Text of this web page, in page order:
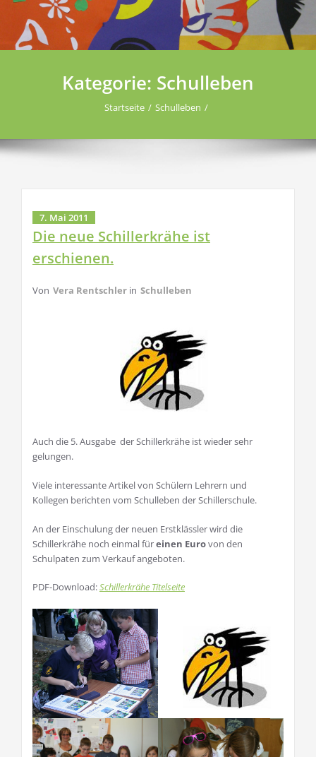
Kategorie: Schulleben
Startseite Schulleben
7. Mai 2011
Die neue Schillerkrähe ist
erschienen.
Von Vera Rentschler in Schulleben
Auch die 5. Ausgabe der Schillerkrähe ist wieder sehr
gelungen.
Viele interessante Artikel von Schülern Lehrern und
Kollegen berichten vom Schulleben der Schillerschule.
An der Einschulung der neuen Erstklässler wird die
Schillerkrähe noch einmal füreinen Eurovon den
Schulpaten zum Verkauf angeboten.
PDF-Download:Schillerkrähe Titelseite